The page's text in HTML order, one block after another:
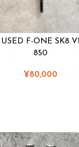
USED F-ONE SK8 V1
850
¥80,000